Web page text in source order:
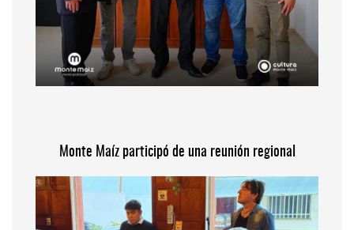
Monte Maíz participó de una reunión regional